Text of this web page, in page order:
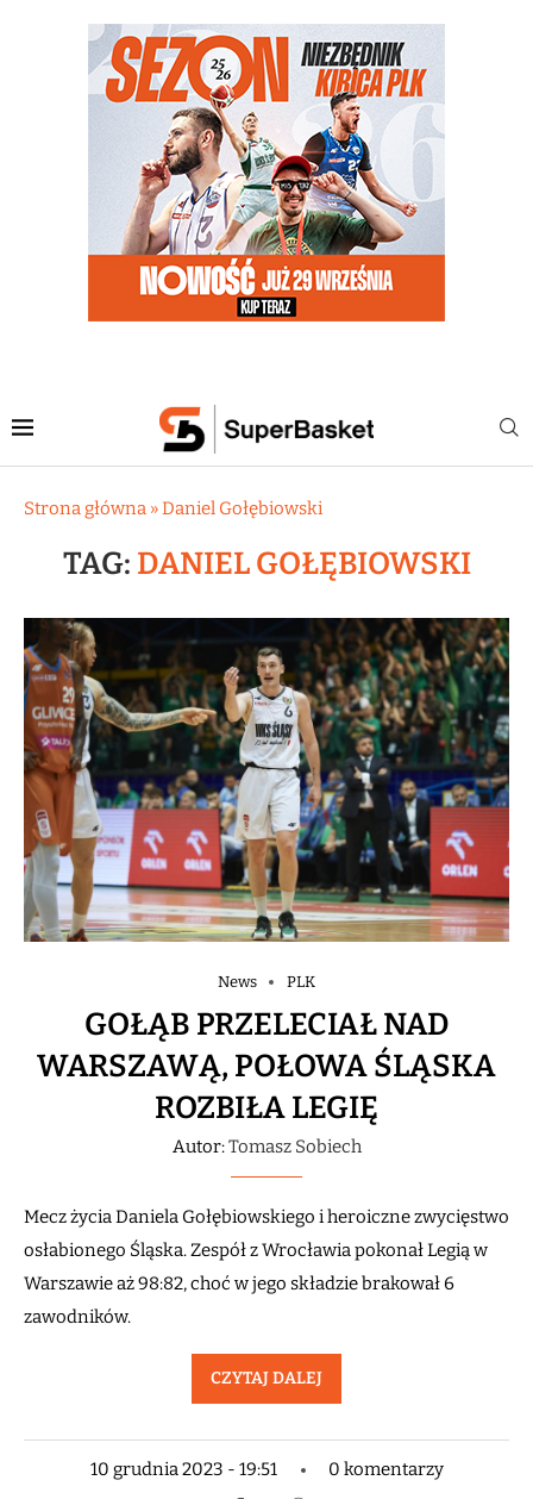
Strona główna »Daniel Gołębiowski
TAG: DANIEL GOŁĘBIOWSKI
News PLK
GOŁĄB PRZELECIAŁ NAD
WARSZAWĄ, POŁOWA ŚLĄSKA
ROZBIŁA LEGIĘ
Autor:Tomasz Sobiech
Mecz życia Daniela Gołębiowskiego i heroiczne zwycięstwo
osłabionego Śląska. Zespół z Wrocławia pokonał Legią w
Warszawie aż 98:82, choć w jego składzie brakował 6
zawodników.
CZYTAJ DALEJ
10 grudnia 2023 - 19:51 0 komentarzy